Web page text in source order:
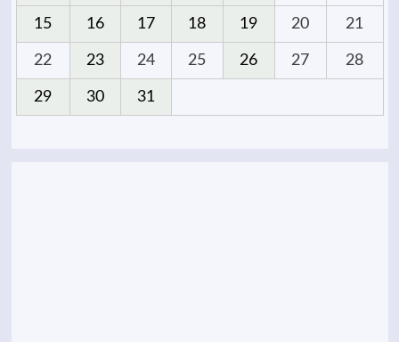
15 16 17 18 19 20 21
22 23 24 25 26 27 28
29 30 31